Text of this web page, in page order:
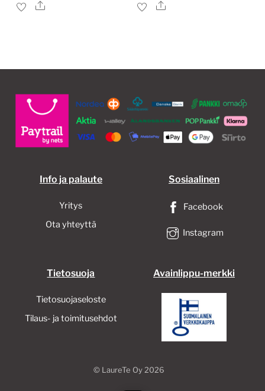
valinnat
tuotteen
sivulla.
Ale Ale
Info ja palaute
Yritys
Ota yhteyttä
Sosiaalinen
Facebook
Instagram
Tietosuoja
Tietosuojaseloste
Tilaus- ja toimitusehdot
Avainlippu-merkki
© LaureTe Oy2026